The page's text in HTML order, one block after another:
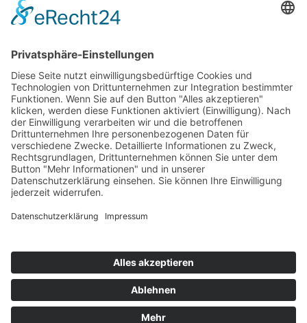
Soziale Netzwerke Datenschutz
Cookie-Einstellungen
Sonstiges
Newsletter
© 2019–2026 Marketing Gesellschaft